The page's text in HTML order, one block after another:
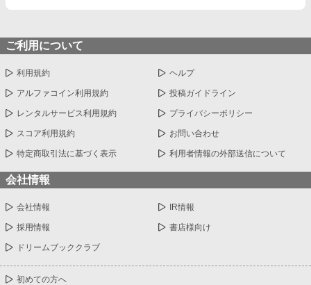
ご利用について
利用規約 ヘルプ
アルファコイン利用規約 投稿ガイドライン
レンタルサービス利用規約 プライバシーポリシー
スコア利用規約 お問い合わせ
特定商取引法に基づく表示 利用者情報の外部送信について
会社情報
会社情報 IR情報
採用情報 書店様向け
ドリームブッククラブ
初めての方へ